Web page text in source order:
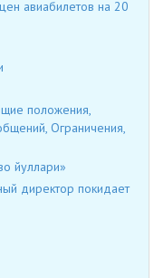
авиабилетов на 20
положения,
Ограничения,
йуллари»
директор покидает